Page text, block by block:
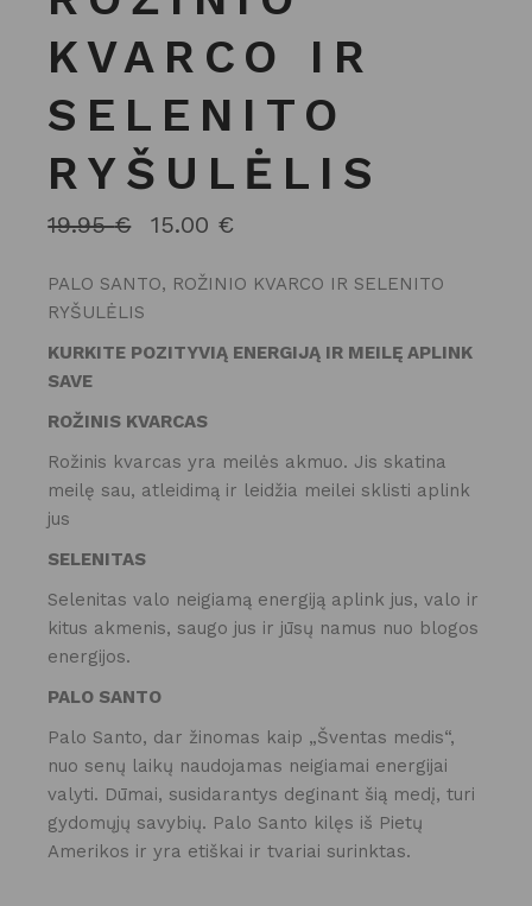
KVARCO IR
SELENITO
RYŠULĖLIS
19.95€
ORIGINAL
WAS:
19.95 €.
15.00 €
CURRENT
IS:
15.00 €.
PALO SANTO, ROŽINIO KVARCO IR SELENITO
RYŠULĖLIS
KURKITE POZITYVIĄ ENERGIJĄ IR MEILĘ APLINK
SAVE
ROŽINIS KVARCAS
Rožinis kvarcas yra meilės akmuo. Jis skatina
meilę sau, atleidimą ir leidžia meilei sklisti aplink
jus
SELENITAS
Selenitas valo neigiamą energiją aplink jus, valo ir
kitus akmenis, saugo jus ir jūsų namus nuo blogos
energijos.
PALO SANTO
Palo Santo, dar žinomas kaip „Šventas medis“,
nuo senų laikų naudojamas neigiamai energijai
valyti. Dūmai, susidarantys deginant šią medį, turi
gydomųjų savybių. Palo Santo kilęs iš Pietų
Amerikos ir yra etiškai ir tvariai surinktas.